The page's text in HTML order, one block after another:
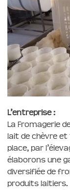
L’entreprise :
La Fromagerie
lait de chèvre et
place, par
élaborons une
diversifiée de
produits